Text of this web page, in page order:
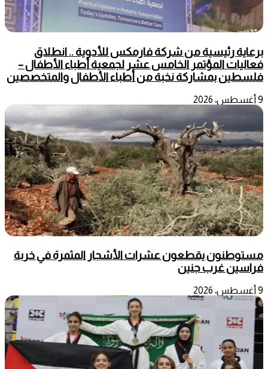
برعاية رئيسية من شركة فارمكس للأدوية .. انطلاق
فعاليات المؤتمر الخامس عشر لجمعية أطباء الأطفال –
فلسطين بمشاركة نخبة من أطباء الأطفال والمتخصصين
9 أغسطس، 2026
مستوطنون يقطعون عشرات الأشجار المثمرة في خربة
فراسين غرب جنين
9 أغسطس، 2026